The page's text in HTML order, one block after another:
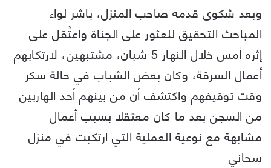
وبعد شكوى قدمه صاحب المنزل، باشر لواء
المباحث التحقيق للعثور على الجناة واعتُقل على
إثره أمس خلال النهار 5 شبان، مشتبهين، لارتكابهم
أعمال السرقة، وكان بعض الشباب في حالة سكر
وقت توقيفهم واكتشف أن من بينهم أحد الهاربين
من السجن بعد ما كان معتقلا بسبب أعمال
مشابهة مع نوعية العملية التي ارتكبت في منزل
سحاني